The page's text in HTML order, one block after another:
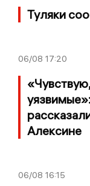
Туляки
06/08 17:20
Алексине
06/08 16:15